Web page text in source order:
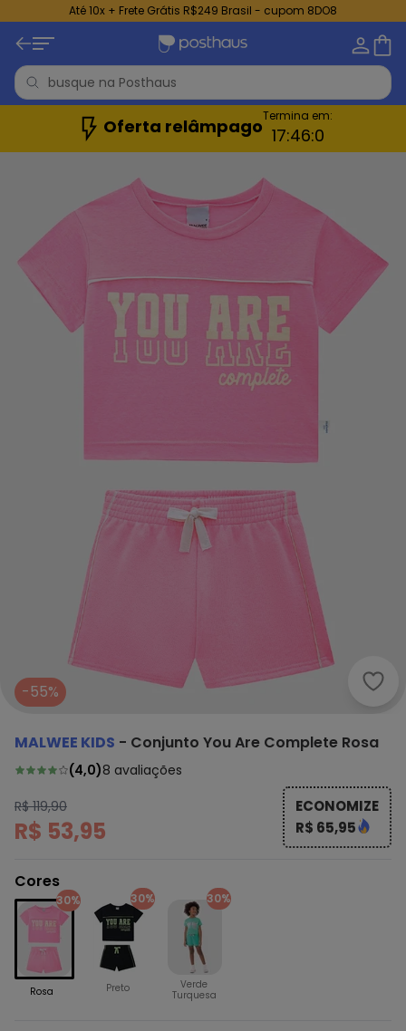
Até 10x + Frete Grátis R$249 Brasil - cupom 8DO8
Oferta relâmpagoTermina em:
17:45:58
-55%
MALWEE KIDS - Conjunto You Are Complete Rosa
(4,0)8 avaliações
R$ 119,90
R$ 53,95
ECONOMIZE
R$ 65,95
Cores
30%
Rosa
30%
Preto
30%
Verde
Turquesa